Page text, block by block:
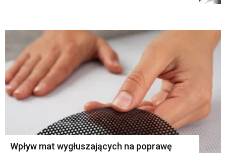
Wpływ mat wygłuszających na poprawę